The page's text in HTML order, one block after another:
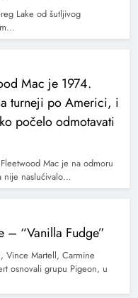
Lake od šutljivog
Mac je 1974.
turneji po Americi, i
počelo odmotavati
Mac je na odmoru
nije naslućivalo…
– “Vanilla Fudge”
Vince Martell, Carmine
osnovali grupu Pigeon, u